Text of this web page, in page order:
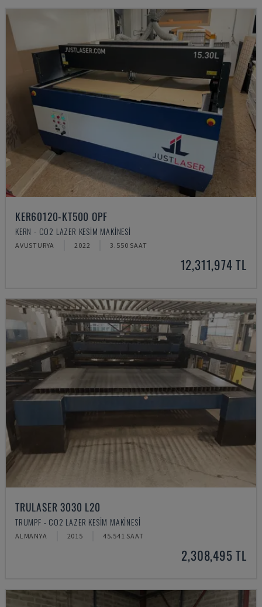
KER60120-KT500 OPF
KERN - CO2 LAZER KESIM MAKINESI
AVUSTURYA 2022 3.550 SAAT
12,311,974 TL
TRULASER 3030 L20
TRUMPF - CO2 LAZER KESIM MAKINESI
ALMANYA 2015 45.541 SAAT
2,308,495 TL